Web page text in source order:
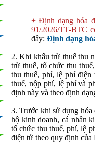
+ Định dạng hóa
91/2026/TT-BTC
đây: Định dạng
2. Khi khấu trừ thuế thu
trừ thuế, tổ chức thu
thu thuế, phí, lệ phí
thuế, nộp phí, lệ phí và
định này và theo định
3. Trước khi sử dụng
hộ kinh doanh, cá nhân
tổ chức thu thuế, phí, lệ
điện tử theo quy định